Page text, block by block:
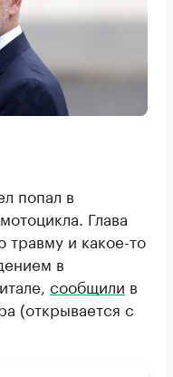
попал в
Глава
травму и какое-то
в
сообщили в
(открывается с